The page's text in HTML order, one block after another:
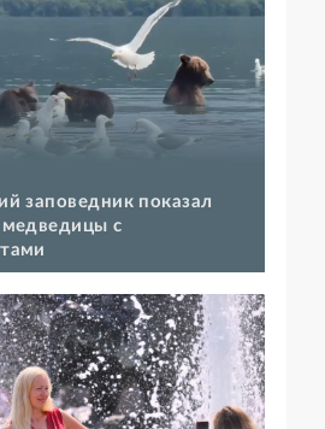
заповедник показал
с